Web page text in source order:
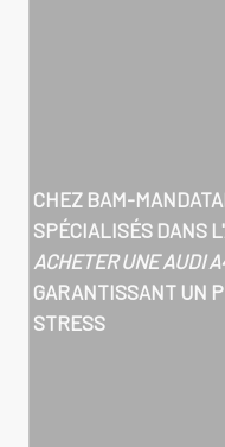
CHEZ BAM-
SPÉCIALISÉS DANS
ACHETER UNE AUDI
GARANTISSANT UN
STRESS